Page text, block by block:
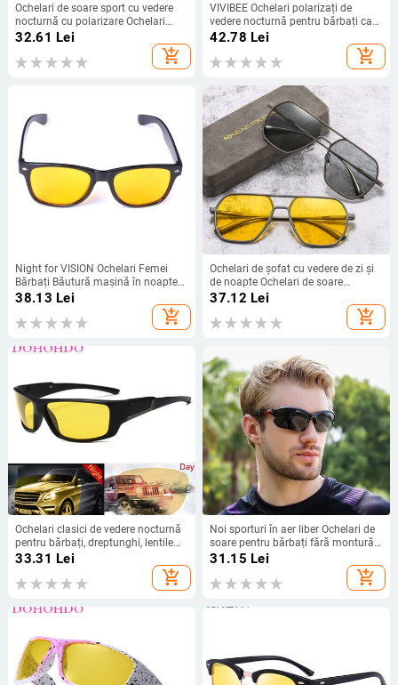
Ochelari de soare sport cu vedere
nocturnă cu polarizare Ochelari
pentru a conduce noaptea anti-
orbire, potriviti pentru călărie de
noapte
32.61 Lei
add_shopping_cart
VIVIBEE Ochelari polarizați de
vedere nocturnă pentru bărbați care
conduc 2024 cadru metalic galben
Nightvision UV400 ochelari de
protecție pentru femei
42.78 Lei
add_shopping_cart
Night for VISION Ochelari Femei
Bărbați Băutură mașină în noapte
Gadget anti-UV pentru băut Auto
Vehicul Instrument Accesorii
38.13 Lei
add_shopping_cart
Ochelari de șofat cu vedere de zi și
de noapte Ochelari de soare
polarizați cu decolorare Bărbați
Femei Protecție UV400 Ochelari de
exterior Ochelari
37.12 Lei
add_shopping_cart
Ochelari clasici de vedere nocturnă
pentru bărbați, dreptunghi, lentile
polarizate, ochelari de soare galbeni
UV400, pentru femei, ochelari de
șofat sport în aer liber
33.31 Lei
add_shopping_cart
Noi sporturi în aer liber Ochelari de
soare pentru bărbați fără montură
Ciclism Polarizare Noapte Alergare
Ochelari de soare ușori rezistenți la
vânt
31.15 Lei
add_shopping_cart